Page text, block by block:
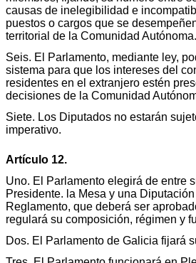
causas de inelegibilidad e
puestos o cargos que se
territorial de la Comunidad Autónoma.
Seis. El Parlamento, mediante ley,
sistema para que los intereses del
residentes en el extranjero estén
decisiones de la Comunidad
Siete. Los Diputados no estarán
imperativo.
Artículo 12.
Uno. El Parlamento elegirá de entre
Presidente. la Mesa y una Diputación
Reglamento, que deberá ser
regulará su composición, régimen y
Dos. El Parlamento de Galicia fijará